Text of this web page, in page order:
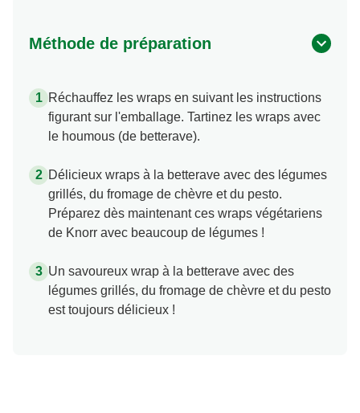
Méthode de préparation
Réchauffez les wraps en suivant les instructions
figurant sur l'emballage. Tartinez les wraps avec
le houmous (de betterave).
Délicieux wraps à la betterave avec des légumes
grillés, du fromage de chèvre et du pesto.
Préparez dès maintenant ces wraps végétariens
de Knorr avec beaucoup de légumes !
Un savoureux wrap à la betterave avec des
légumes grillés, du fromage de chèvre et du pesto
est toujours délicieux !